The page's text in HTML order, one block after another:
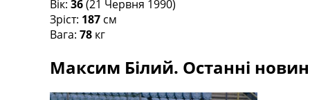
Таблиця Ліги Чемпіонів
Рейтинг країн УЄФА
Рейтинг клубів УЄФА
Рейтинг ФІФА
Вік: 36(21 Червня 1990)
Зріст: 187 см
Вага: 78 кг
Максим Білий. Останні